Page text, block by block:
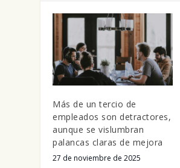
Más de un tercio de
empleados son detractores,
aunque se vislumbran
palancas claras de mejora
27 de noviembre de 2025